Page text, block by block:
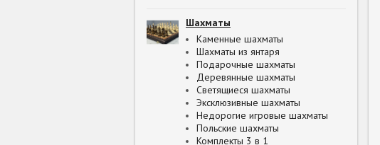
Шахматы
Каменные шахматы
Шахматы из янтаря
Подарочные шахматы
Деревянные шахматы
Светящиеся шахматы
Эксклюзивные шахматы
Недорогие игровые шахматы
Польские шахматы
Комплекты 3 в 1